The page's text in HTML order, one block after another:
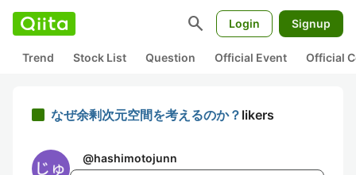
search Login Signup
Trend Stock List Question Official Event Official
なぜ余剰次元空間を考えるのか？ likers
@hashimotojunn